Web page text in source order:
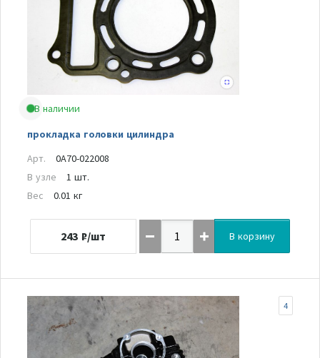
В наличии
прокладка головки цилиндра
Арт.
0A70-022008
В узле
1 шт.
Вес
0.01 кг
243 ₽/шт В корзину
4